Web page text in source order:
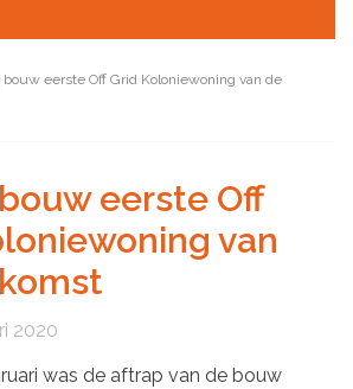
bouw eerste Off Grid Koloniewoning van de
eerste Off
van
2020
was de aftrap van de bouw